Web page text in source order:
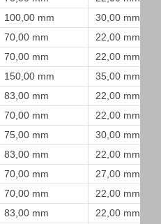
100,00 mm
30,00 mm
70,00 mm
22,00 mm
70,00 mm
22,00 mm
150,00 mm
35,00 mm
83,00 mm
22,00 mm
70,00 mm
22,00 mm
75,00 mm
30,00 mm
83,00 mm
22,00 mm
70,00 mm
27,00 mm
70,00 mm
22,00 mm
83,00 mm
22,00 mm